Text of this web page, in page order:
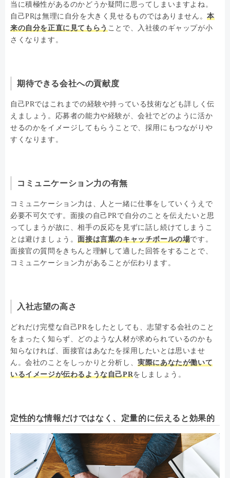
当に積極性があるのかどうか疑問に思ってしまいますよね。
自己PRは無理に自分を大きく見せるものではありません。本
来の自分を正直に見てもらうことで、入社後のギャップが小
さくなります。
期待できる会社への貢献度
自己PRではこれまでの経験や持っている技術なども詳しく伝
えましょう。応募者の能力や経験が、会社でどのように活か
せるのかをイメージしてもらうことで、採用にもつながりや
すくなります。
コミュニケーション力の有無
コミュニケーション力は、人と一緒に仕事をしていくうえで
必要不可欠です。面接の自己PRで自分のことを伝えたいと思
ってしまうが故に、相手の反応を見ずに話し続けてしまうこ
とは避けましょう。面接は言葉のキャッチボールの場です。
面接官の質問をきちんと理解して適した回答をすることで、
コミュニケーション力があることが伝わります。
入社志望の高さ
どれだけ完璧な自己PRをしたとしても、志望する会社のこと
をまったく知らず、どのような人材が求められているのかも
知らなければ、面接官はあなたを採用したいとは思いませ
ん。会社のことをしっかりと分析し、実際にあなたが働いて
いるイメージが伝わるような自己PRをしましょう。
定性的な情報だけではなく、定量的に伝えると効果的